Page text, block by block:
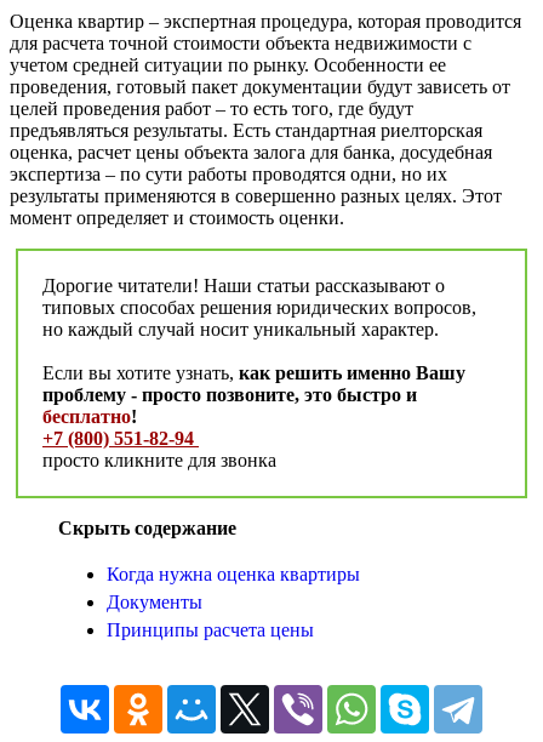
Оценка квартир – экспертная процедура, которая проводится
для расчета точной стоимости объекта недвижимости с
учетом средней ситуации по рынку. Особенности ее
проведения, готовый пакет документации будут зависеть от
целей проведения работ – то есть того, где будут
предъявляться результаты. Есть стандартная риелторская
оценка, расчет цены объекта залога для банка, досудебная
экспертиза – по сути работы проводятся одни, но их
результаты применяются в совершенно разных целях. Этот
момент определяет и стоимость оценки.
Дорогие читатели! Наши статьи рассказывают о
типовых способах решения юридических вопросов,
но каждый случай носит уникальный характер.
Если вы хотите узнать, как решить именно Вашу
проблему - просто позвоните, это быстро и
бесплатно!
+7 (800) 551-82-94
просто кликните для звонка
Скрыть содержание
Когда нужна оценка квартиры
Документы
Принципы расчета цены